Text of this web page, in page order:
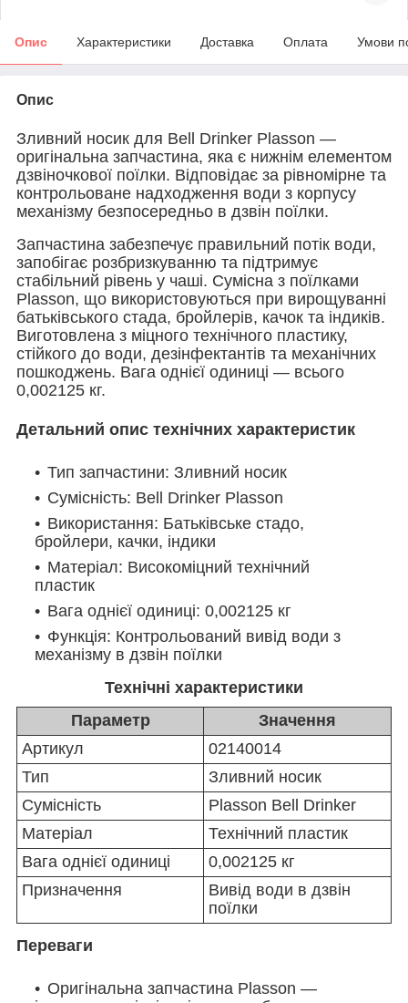
Опис Характеристики Доставка Оплата Умови
Опис
Зливний носик для Bell Drinker Plasson —
оригінальна запчастина, яка є нижнім елементом
дзвіночкової поїлки. Відповідає за рівномірне та
контрольоване надходження води з корпусу
механізму безпосередньо в дзвін поїлки.
Запчастина забезпечує правильний потік води,
запобігає розбризкуванню та підтримує
стабільний рівень у чаші. Сумісна з поїлками
Plasson, що використовуються при вирощуванні
батьківського стада, бройлерів, качок та індиків.
Виготовлена з міцного технічного пластику,
стійкого до води, дезінфектантів та механічних
пошкоджень. Вага однієї одиниці — всього
0,002125 кг.
Детальний опис технічних характеристик
Тип запчастини: Зливний носик
Сумісність: Bell Drinker Plasson
Використання: Батьківське стадо,
бройлери, качки, індики
Матеріал: Високоміцний технічний
пластик
Вага однієї одиниці: 0,002125 кг
Функція: Контрольований вивід води з
механізму в дзвін поїлки
Технічні характеристики
Параметр
Значення
Артикул
02140014
Тип
Зливний носик
Сумісність
Plasson Bell Drinker
Матеріал
Технічний пластик
Вага однієї одиниці
0,002125 кг
Призначення
Вивід води в дзвін
поїлки
Переваги
Оригінальна запчастина Plasson —